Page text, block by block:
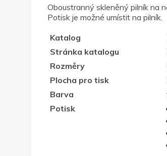
Oboustranný skleněný pilník na
Potisk je možné umístit na pilník.
Katalog
Stránka katalogu
Rozměry
Plocha pro tisk
Barva
Potisk